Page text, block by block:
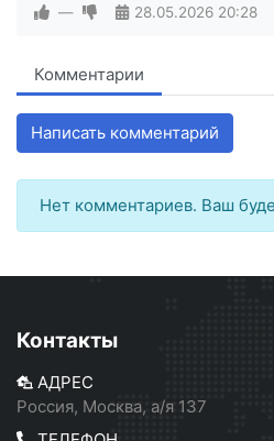
— 28.05.2026 20:28
Комментарии
Написать комментарий
Нет комментариев. Ваш
Контакты
АДРЕС
Россия, Москва, а/я 137